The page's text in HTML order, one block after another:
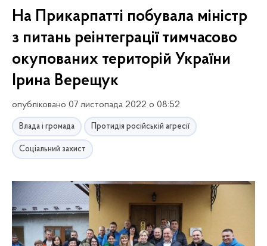
На Прикарпатті побувала міністр
з питань реінтеграції тимчасово
окупованих територій України
Ірина Верещук
опубліковано 07 листопада 2022 о 08:52
Влада і громада Протидія російській агресії
Соціальний захист